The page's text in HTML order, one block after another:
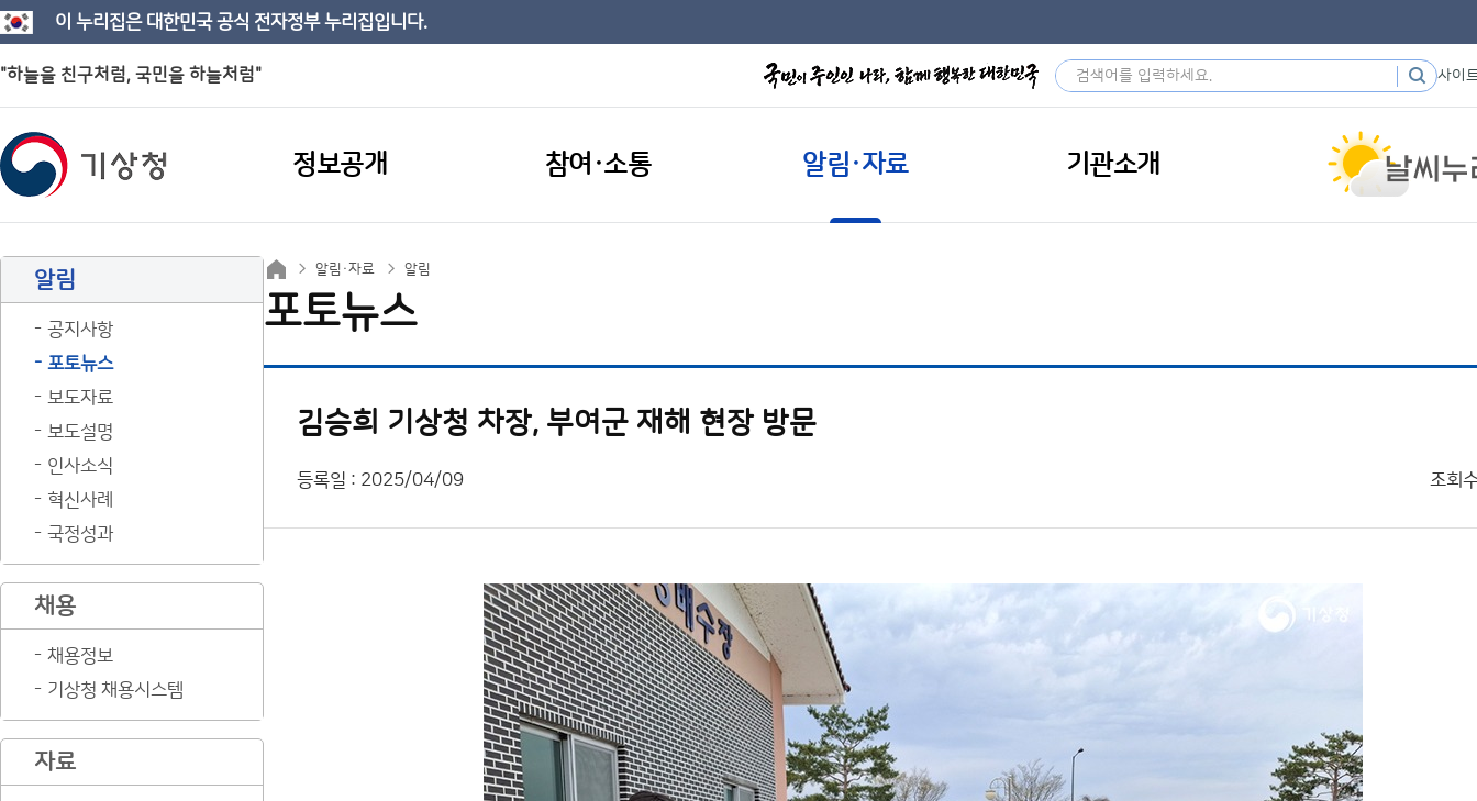
이 누리집은 대한민국 공식 전자정부 누리집입니다.
"하늘을 친구처럼, 국민을 하늘처럼" 사이
정보공개 참여·소통 알림·자료 기관소개
알림
공지사항
포토뉴스
보도자료
보도설명
인사소식
혁신사례
국정성과
채용
채용정보
기상청 채용시스템
자료
알림·자료 알림
포토뉴스
김승희 기상청 차장, 부여군 재해 현장 방문
등록일 : 2025/04/09 조회